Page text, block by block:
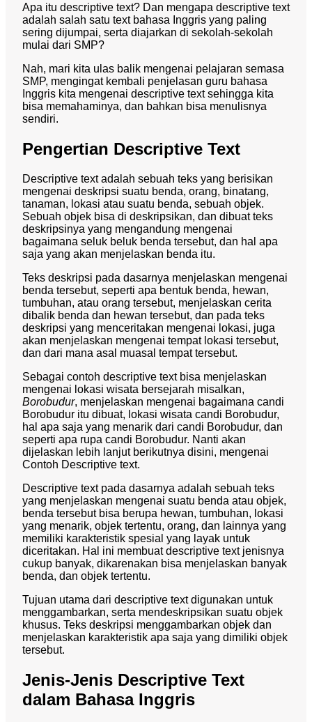
Apa itu descriptive text? Dan mengapa descriptive text
adalah salah satu text bahasa Inggris yang paling
sering dijumpai, serta diajarkan di sekolah-sekolah
mulai dari SMP?
Nah, mari kita ulas balik mengenai pelajaran semasa
SMP, mengingat kembali penjelasan guru bahasa
Inggris kita mengenai descriptive text sehingga kita
bisa memahaminya, dan bahkan bisa menulisnya
sendiri.
Pengertian Descriptive Text
Descriptive text adalah sebuah teks yang berisikan
mengenai deskripsi suatu benda, orang, binatang,
tanaman, lokasi atau suatu benda, sebuah objek.
Sebuah objek bisa di deskripsikan, dan dibuat teks
deskripsinya yang mengandung mengenai
bagaimana seluk beluk benda tersebut, dan hal apa
saja yang akan menjelaskan benda itu.
Teks deskripsi pada dasarnya menjelaskan mengenai
benda tersebut, seperti apa bentuk benda, hewan,
tumbuhan, atau orang tersebut, menjelaskan cerita
dibalik benda dan hewan tersebut, dan pada teks
deskripsi yang menceritakan mengenai lokasi, juga
akan menjelaskan mengenai tempat lokasi tersebut,
dan dari mana asal muasal tempat tersebut.
Sebagai contoh descriptive text bisa menjelaskan
mengenai lokasi wisata bersejarah misalkan,
Borobudur, menjelaskan mengenai bagaimana candi
Borobudur itu dibuat, lokasi wisata candi Borobudur,
hal apa saja yang menarik dari candi Borobudur, dan
seperti apa rupa candi Borobudur. Nanti akan
dijelaskan lebih lanjut berikutnya disini, mengenai
Contoh Descriptive text.
Descriptive text pada dasarnya adalah sebuah teks
yang menjelaskan mengenai suatu benda atau objek,
benda tersebut bisa berupa hewan, tumbuhan, lokasi
yang menarik, objek tertentu, orang, dan lainnya yang
memiliki karakteristik spesial yang layak untuk
diceritakan. Hal ini membuat descriptive text jenisnya
cukup banyak, dikarenakan bisa menjelaskan banyak
benda, dan objek tertentu.
Tujuan utama dari descriptive text digunakan untuk
menggambarkan, serta mendeskripsikan suatu objek
khusus. Teks deskripsi menggambarkan objek dan
menjelaskan karakteristik apa saja yang dimiliki objek
tersebut.
Jenis-Jenis Descriptive Text
dalam Bahasa Inggris